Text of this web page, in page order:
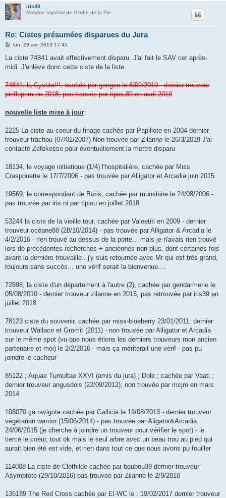
iris39
Membre Impérial de l'Ordre de la Pie
Re: Cistes présumées disparues du Jura
M
s
a
lun. 29 avr. 2019 17:45
La ciste 74841 avait effectivement disparu. J'ai fait le SAV cet après-
midi. J'enlève donc cette ciste de la liste.
74841; la Cystite!!!, cachée par gengen le 6/09/2010 - dernier trouveur
pinflopom en 2018, pas trouvée par tipiou39 en avril 2019
nouvelle liste mise à jour:
2225 La ciste au coeur du finage cachée par Papillote en 2004 dernier
trouveur frachou (07/01/2007) Non trouvée par Zilanne le 26/3/2019 J'ai
contacté Zefekesse pour éventuellement la mettre disparu
18134, le voyage initiatique (1/4) l'hospitalière, cachée par Miss
Craspouette le 17/7/2006 - pas trouvée par Alligator et Arcadia juin 2015
19569, le correspondant de Boris, cachée par munshine le 24/08/2006 -
pas trouvée par iris ni par tipiou en juillet 2018
53244 la ciste de la vieille tour, cachée par Valeetiti en 2009 - dernier
trouveur océane88 (28/10/2014) - pas trouvée par Alligator & Arcadia le
4/2/2016 - rien trouvé au dessus de la porte... mais je n'avais rien trouvé
lors de précédentes recherches + anciennes non plus, dont certaines fois
avant la dernière trouvaille...j'y suis retournée avec Mr qui est très grand,
toujours sans succès... une vérif serait la bienvenue....
72898, la ciste d'un département à l'autre (2), cachée par gendarmerie le
05/08/2010 - dernier trouveur zilanne en 2015, pas retrouvée par iris39 en
juillet 2018
78123 ciste du souvenir, cachée par miss-blueberry 23/01/2011; dernier
trouveur Wallace et Gromit (2011) - non trouvée par Alligator et Arcadia
sur le même spot (vu que nous étions les derniers trouveurs mon ancien
partenaire et moi) le 2/2/2016 - mais ça mériterait une vérif - pas pu
joindre le cacheur
85122 ; Aquae Tumultae XXVI (amis du jura) ; Dole ; cachée par Vaati ;
dernier trouveur angusdels (22/09/2012); non trouvée par mcjm en mars
2014
108070 ça ravigote cachée par Gallicia le 19/08/2013 - dernier trouveur
végétarian warrior (15/06/2014) - pas trouvée par Aligator&Arcadia
24/06/2015 (je cherche à joindre un trouveur pour vérifier le spot) - le
tiercé le coeur, tout ok mais le seul arbre avec un beau trou au pied qui
aurait bien été est vide, et rien dans tout ce que nous avons pu fouiller
114008 La ciste de Clothilde cachée par boubou39 dernier trouveur
Asymptote (29/10/2016) pas trouvée par Zilanne le 2/9/2018
135189 The Red Cross cachée par El-WC le : 19/02/2017 dernier trouveur